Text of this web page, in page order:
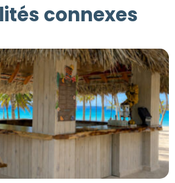
connexes